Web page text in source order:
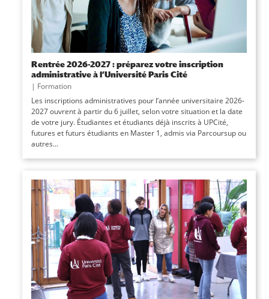
Rentrée 2026-2027 : préparez votre inscription
administrative à l’Université Paris Cité
| Formation
Les inscriptions administratives pour l’année universitaire 2026-
2027 ouvrent à partir du 6 juillet, selon votre situation et la date
de votre jury. Étudiantes et étudiants déjà inscrits à UPCité,
futures et futurs étudiants en Master 1, admis via Parcoursup ou
autres...